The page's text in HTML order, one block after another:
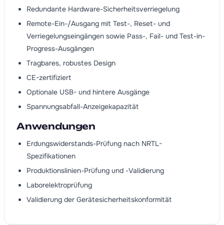
Redundante Hardware-Sicherheitsverriegelung
Remote-Ein-/Ausgang mit Test-, Reset- und
Verriegelungseingängen sowie Pass-, Fail- und Test-in-
Progress-Ausgängen
Tragbares, robustes Design
CE-zertifiziert
Optionale USB- und hintere Ausgänge
Spannungsabfall-Anzeigekapazität
Anwendungen
Erdungswiderstands-Prüfung nach NRTL-
Spezifikationen
Produktionslinien-Prüfung und -Validierung
Laborelektroprüfung
Validierung der Gerätesicherheitskonformität